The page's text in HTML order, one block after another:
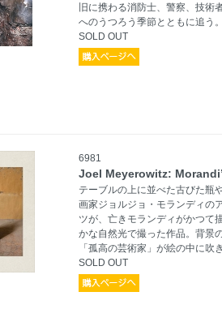
旧に携わる消防士、警察、技術
へのうつろう季節とともに追う
SOLD OUT
6981
Joel Meyerowitz:
テーブルの上に並べた古びた瓶
画家ジョルジョ・モランディの
ツが、亡きモランディがかつて
かな自然光で撮った作品。背景
「孤高の芸術家」が絵の中に
SOLD OUT